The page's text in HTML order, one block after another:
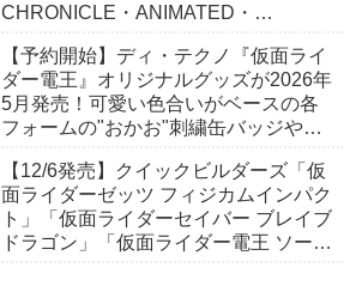
CHRONICLE・ANIMATED・
【予約開始】ディ・テクノ『仮面ライ
ダー電王』オリジナルグッズが2026年
5月発売！可愛い色合いがベースの各
フォームの"おかお"刺繍缶バッジやポ
【12/6発売】クイックビルダーズ「仮
面ライダーゼッツ フィジカムインパク
ト」「仮面ライダーセイバー ブレイブ
ドラゴン」「仮面ライダー電王 ソード